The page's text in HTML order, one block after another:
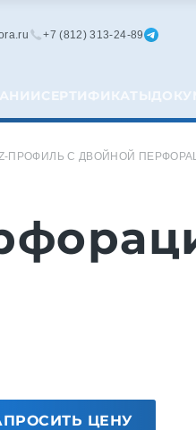
+7 (812) 313-24-89
СЕРТИФИКАТЫ
ПРОФИЛЬ С ДВОЙНОЙ
ЦЕНУ